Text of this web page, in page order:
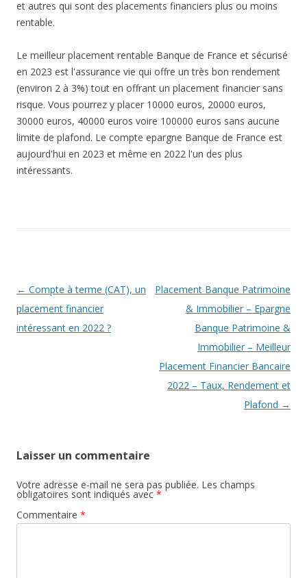
et autres qui sont des placements financiers plus ou moins
rentable.
Le meilleur placement rentable Banque de France et sécurisé
en 2023 est l'assurance vie qui offre un très bon rendement
(environ 2 à 3%) tout en offrant un placement financier sans
risque. Vous pourrez y placer 10000 euros, 20000 euros,
30000 euros, 40000 euros voire 100000 euros sans aucune
limite de plafond. Le compte epargne Banque de France est
aujourd'hui en 2023 et même en 2022 l'un des plus
intéressants.
Navigation
des
articles
← Compte à terme (CAT), un
placement financier
intéressant en 2022 ?
Placement Banque Patrimoine
& Immobilier – Epargne
Banque Patrimoine &
Immobilier – Meilleur
Placement Financier Bancaire
2022 – Taux, Rendement et
Plafond →
Laisser un commentaire
Votre adresse e-mail ne sera pas publiée. Les champs
obligatoires sont indiqués avec *
Commentaire *